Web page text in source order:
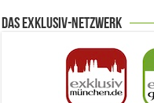
Das Exklusiv-Netzwerk